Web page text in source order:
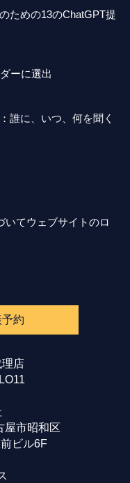
ための13のChatGPT提
ーに選出
誰に、いつ、何を聞く
いてウェブサイトのロ
約
理店
屋市昭和区
ビル6F